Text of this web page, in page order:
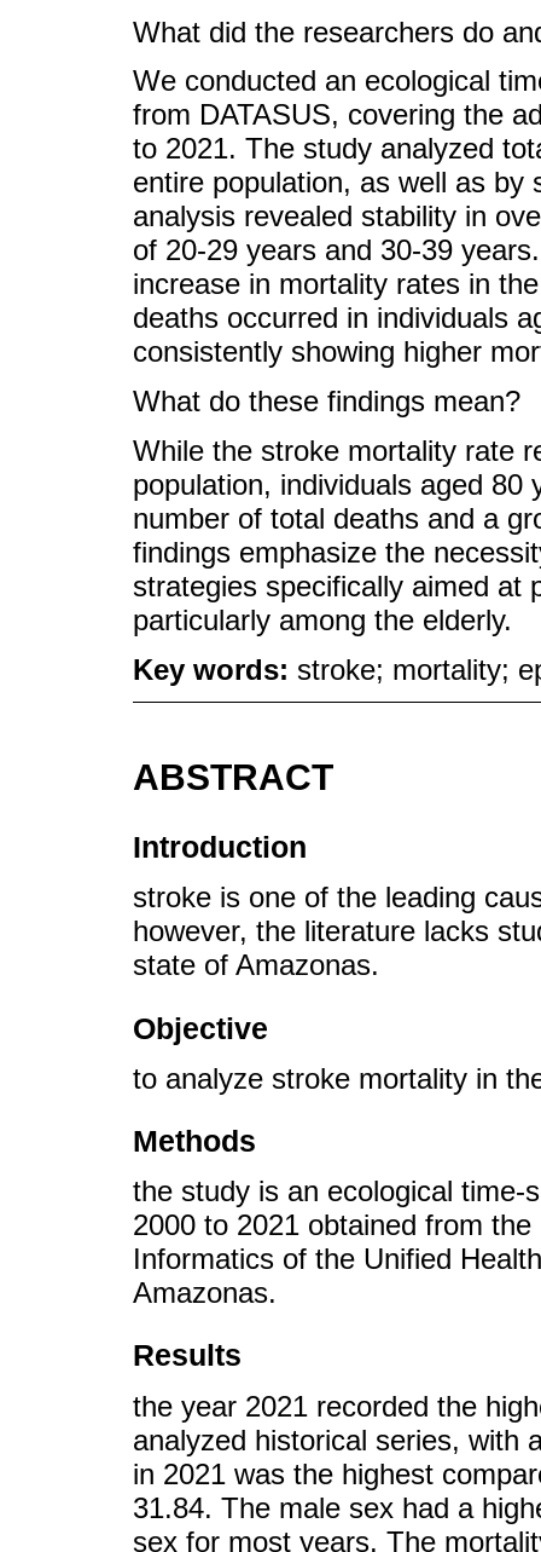
What did the researchers do
We conducted an ecological
from DATASUS, covering the
to 2021. The study analyzed
entire population, as well as by
analysis revealed stability in
of 20-29 years and 30-39
increase in mortality rates in
deaths occurred in individuals
consistently showing higher
What do these findings mean?
While the stroke mortality rate
population, individuals aged 80
number of total deaths and a
findings emphasize the
strategies specifically aimed at
particularly among the elderly.
Key words: stroke; mortality;
ABSTRACT
Introduction
stroke is one of the leading
however, the literature lacks
state of Amazonas.
Objective
to analyze stroke mortality in
Methods
the study is an ecological time-
2000 to 2021 obtained from
Informatics of the Unified
Amazonas.
Results
the year 2021 recorded the
analyzed historical series, with
in 2021 was the highest
31.84. The male sex had a
sex for most years. The